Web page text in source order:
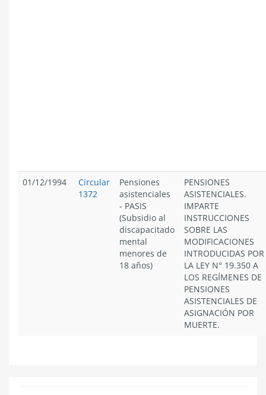
01/12/1994
Circular
1372
Pensiones
asistenciales
- PASIS
(Subsidio al
discapacitado
mental
menores de
18 años)
PENSIONES
ASISTENCIALES.
IMPARTE
INSTRUCCIONES
SOBRE LAS
MODIFICACIONES
INTRODUCIDAS POR
LA LEY N° 19.350 A
LOS REGÍMENES DE
PENSIONES
ASISTENCIALES DE
ASIGNACIÓN POR
MUERTE.